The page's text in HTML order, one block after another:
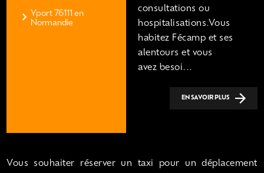
Yport 76111 en
Normandie
consultations ou
hospitalisations.Vous
habitez Fécamp et ses
alentours et vous
avez besoi...
EN SAVOIR PLUS
Vous souhaiter réserver un taxi pour un déplacement